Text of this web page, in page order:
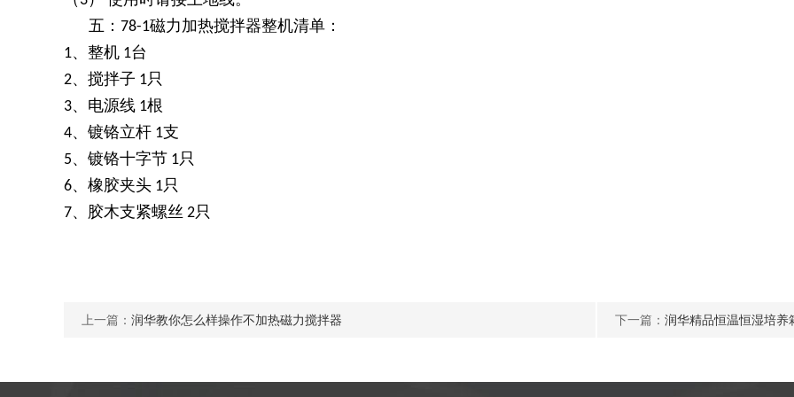
五： 78-1磁力加热搅拌器整机清单：
1、整机 1台
2、搅拌子 1只
3、电源线 1根
4、镀铬立杆 1支
5、镀铬十字节 1只
6、橡胶夹头 1只
7、胶木支紧螺丝 2只
上一篇： 润华教你怎么样操作不加热磁力搅拌器 下一篇： 润华精品恒温恒湿培养